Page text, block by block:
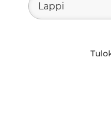
Lappi